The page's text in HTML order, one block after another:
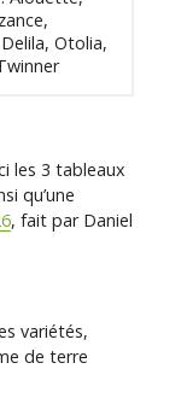
Otolia,
les 3 tableaux
qu’une
, fait par Daniel
variétés,
de terre